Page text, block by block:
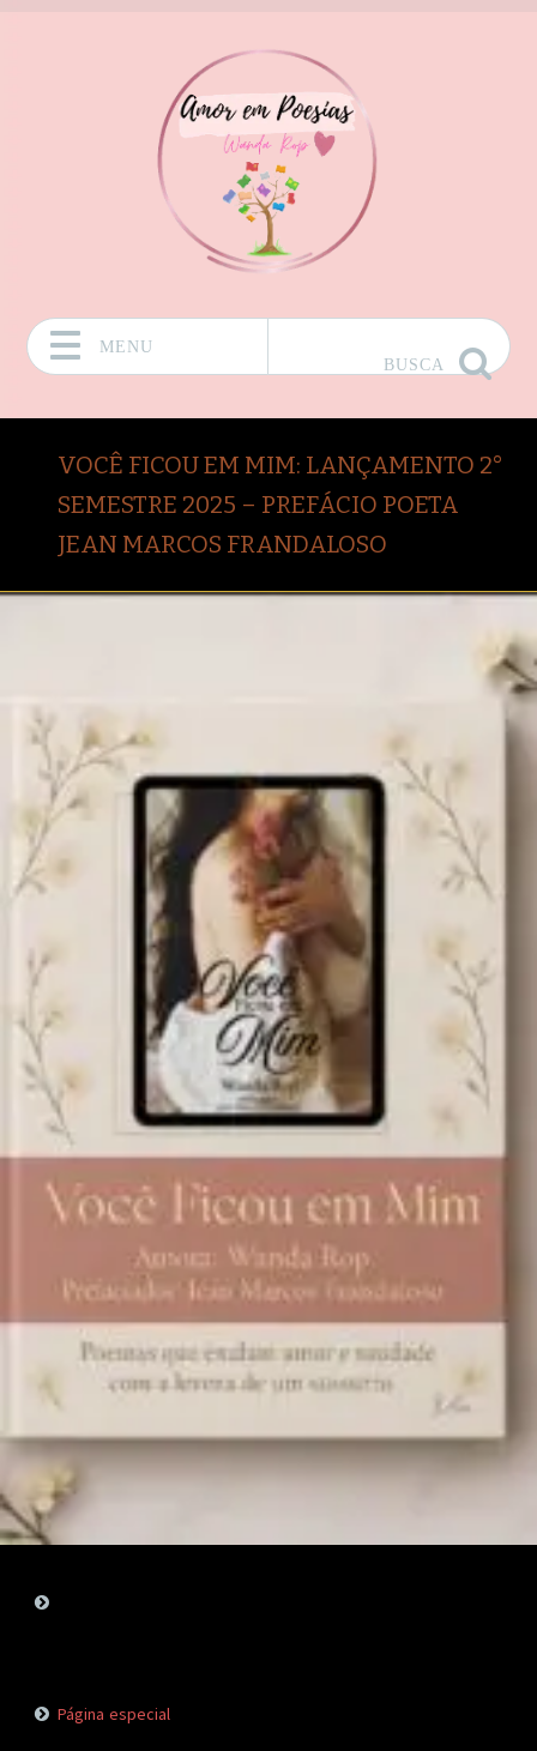
MENU
BUSCA
VOCÊ FICOU EM MIM: LANÇAMENTO 2°
SEMESTRE 2025 – PREFÁCIO POETA
JEAN MARCOS FRANDALOSO
Página especial